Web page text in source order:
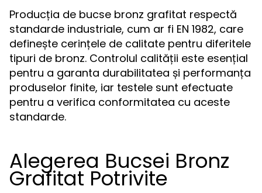
Producția de bucse bronz grafitat respectă
standarde industriale, cum ar fi EN 1982, care
definește cerințele de calitate pentru diferitele
tipuri de bronz. Controlul calității este esențial
pentru a garanta durabilitatea și performanța
produselor finite, iar testele sunt efectuate
pentru a verifica conformitatea cu aceste
standarde.
Alegerea Bucsei Bronz
Grafitat Potrivite